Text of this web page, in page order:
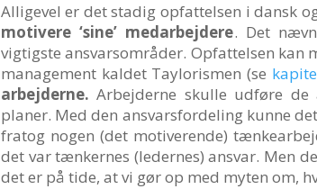
Alligevel er det stadig opfattelsen i dansk
motivere ‘sine’ medarbejdere. Det
vigtigste ansvarsområder. Opfattelsen
management kaldet Taylorismen (se
arbejderne. Arbejderne skulle udføre de
planer. Med den ansvarsfordeling kunne
fratog nogen (det motiverende)
det var tænkernes (ledernes) ansvar. Men
det er på tide, at vi gør op med myten om,